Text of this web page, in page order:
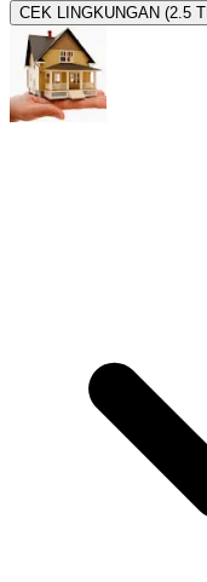
CEK LINGKUNGAN (2.5